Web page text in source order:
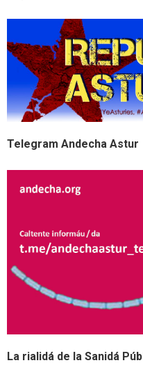
Telegram Andecha Astur
La rialidá de la Sanidá